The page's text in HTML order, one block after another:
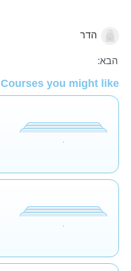
כישורי חיים
הדר
הבא:
Courses you might like